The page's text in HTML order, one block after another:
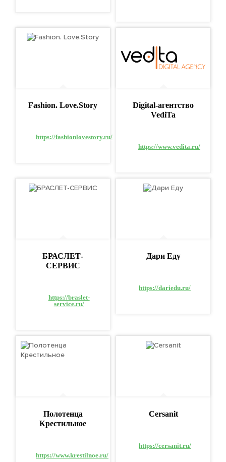
Fashion. Love.Story
https://fashionlovestory.ru/
Digital-агентство
VediTa
https://www.vedita.ru/
БРАСЛЕТ-
СЕРВИС
https://braslet-
service.ru/
Дари Еду
https://dariedu.ru/
Полотенца
Крестильное
https://www.krestilnoe.ru/
Cersanit
https://cersanit.ru/